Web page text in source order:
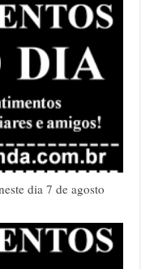
dia 7 de agosto